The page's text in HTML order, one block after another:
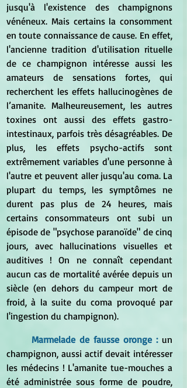
jusqu'à l'existence des champignons
vénéneux. Mais certains la consomment
en toute connaissance de cause. En effet,
l'ancienne tradition d'utilisation rituelle
de ce champignon intéresse aussi les
amateurs de sensations fortes, qui
recherchent les effets hallucinogènes de
l’amanite. Malheureusement, les autres
toxines ont aussi des effets gastro-
intestinaux, parfois très désagréables. De
plus, les effets psycho-actifs sont
extrêmement variables d'une personne à
l'autre et peuvent aller jusqu'au coma. La
plupart du temps, les symptômes ne
durent pas plus de 24 heures, mais
certains consommateurs ont subi un
épisode de "psychose paranoïde" de cinq
jours, avec hallucinations visuelles et
auditives ! On ne connaît cependant
aucun cas de mortalité avérée depuis un
siècle (en dehors du campeur mort de
froid, à la suite du coma provoqué par
l'ingestion du champignon).
Marmelade de fausse oronge : un
champignon, aussi actif devait intéresser
les médecins ! L'amanite tue-mouches a
été administrée sous forme de poudre,